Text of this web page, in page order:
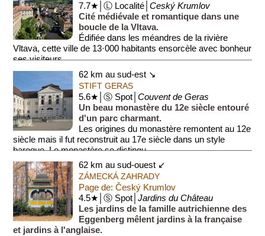
7.7★│Ⓛ Localité│Ceský Krumlov
Cité médiévale et romantique dans une
boucle de la Vltava.
Édifiée dans les méandres de la rivière
Vltava, cette ville de 13·000 habitants ensorcèle avec bonheur
ses visiteurs.
62 km au sud-est ↘
STIFT GERAS
5.6★│Ⓢ Spot│Couvent de Geras
Un beau monastère du 12e siècle entouré
d'un parc charmant.
Les origines du monastère remontent au 12e
siècle mais il fut reconstruit au 17e siècle dans un style
baroque. Le monastère se distingu...
62 km au sud-ouest ↙
ZÁMECKÁ ZAHRADY
Page de: Český Krumlov
4.5★│Ⓢ Spot│Jardins du Château
Les jardins de la famille autrichienne des
Eggenberg mêlent jardins à la française
et jardins à l'anglaise.